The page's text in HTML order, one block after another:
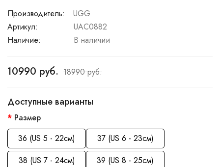
Производитель:
UGG
Артикул:
UAC0882
Наличие:
В наличии
10990 руб. 18990 руб.
Доступные варианты
Размер
36 (US 5 - 22см)
37 (US 6 - 23см)
38 (US 7 - 24см)
39 (US 8 - 25см)